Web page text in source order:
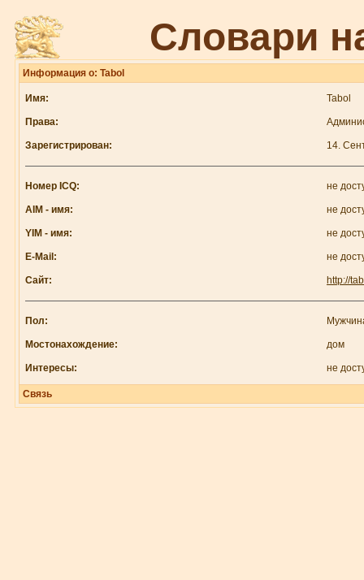
Словари
Информация о: Tabol
Имя: Tabol
Права:
Зарегистрирован: 14.
Номер ICQ: не
AIM - имя: не
YIM - имя: не
E-Mail: не
Сайт: http://
Пол:
Мостонахождение: дом
Интересы: не
Связь